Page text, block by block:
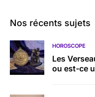
Nos récents sujets
HOROSCOPE
Les
ou est-ce